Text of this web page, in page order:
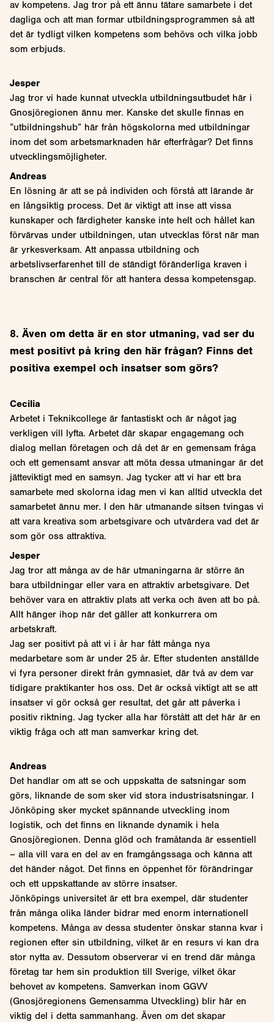
av kompetens. Jag tror på ett ännu tätare samarbete i det
dagliga och att man formar utbildningsprogrammen så att
det är tydligt vilken kompetens som behövs och vilka jobb
som erbjuds.
Jesper
Jag tror vi hade kunnat utveckla utbildningsutbudet här i
Gnosjöregionen ännu mer. Kanske det skulle finnas en
”utbildningshub” här från högskolorna med utbildningar
inom det som arbetsmarknaden här efterfrågar? Det finns
utvecklingsmöjligheter.
Andreas
En lösning är att se på individen och förstå att lärande är
en långsiktig process. Det är viktigt att inse att vissa
kunskaper och färdigheter kanske inte helt och hållet kan
förvärvas under utbildningen, utan utvecklas först när man
är yrkesverksam. Att anpassa utbildning och
arbetslivserfarenhet till de ständigt föränderliga kraven i
branschen är central för att hantera dessa kompetensgap.
8. Även om detta är en stor utmaning, vad ser du
mest positivt på kring den här frågan? Finns det
positiva exempel och insatser som görs?
Cecilia
Arbetet i Teknikcollege är fantastiskt och är något jag
verkligen vill lyfta. Arbetet där skapar engagemang och
dialog mellan företagen och då det är en gemensam fråga
och ett gemensamt ansvar att möta dessa utmaningar är det
jätteviktigt med en samsyn. Jag tycker att vi har ett bra
samarbete med skolorna idag men vi kan alltid utveckla det
samarbetet ännu mer. I den här utmanande sitsen tvingas vi
att vara kreativa som arbetsgivare och utvärdera vad det är
som gör oss attraktiva.
Jesper
Jag tror att många av de här utmaningarna är större än
bara utbildningar eller vara en attraktiv arbetsgivare. Det
behöver vara en attraktiv plats att verka och även att bo på.
Allt hänger ihop när det gäller att konkurrera om
arbetskraft.
Jag ser positivt på att vi i år har fått många nya
medarbetare som är under 25 år. Efter studenten anställde
vi fyra personer direkt från gymnasiet, där två av dem var
tidigare praktikanter hos oss. Det är också viktigt att se att
insatser vi gör också ger resultat, det går att påverka i
positiv riktning. Jag tycker alla har förstått att det här är en
viktig fråga och att man samverkar kring det.
Andreas
Det handlar om att se och uppskatta de satsningar som
görs, liknande de som sker vid stora industrisatsningar. I
Jönköping sker mycket spännande utveckling inom
logistik, och det finns en liknande dynamik i hela
Gnosjöregionen. Denna glöd och framåtanda är essentiell
– alla vill vara en del av en framgångssaga och känna att
det händer något. Det finns en öppenhet för förändringar
och ett uppskattande av större insatser.
Jönköpings universitet är ett bra exempel, där studenter
från många olika länder bidrar med enorm internationell
kompetens. Många av dessa studenter önskar stanna kvar i
regionen efter sin utbildning, vilket är en resurs vi kan dra
stor nytta av. Dessutom observerar vi en trend där många
företag tar hem sin produktion till Sverige, vilket ökar
behovet av kompetens. Samverkan inom GGVV
(Gnosjöregionens Gemensamma Utveckling) blir här en
viktig del i detta sammanhang. Även om det skapar